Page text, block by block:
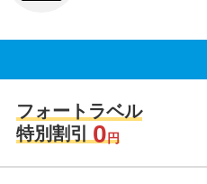
フォートラベル
特別割引
0円